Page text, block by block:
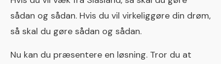
sådan og sådan. Hvis du vil virkeliggøre din drøm,
så skal du gøre sådan og sådan.
Nu kan du præsentere en løsning. Tror du at